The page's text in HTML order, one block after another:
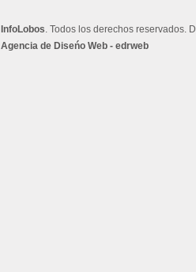
InfoLobos. Todos los derechos reservados.
Agencia de Diseńo Web - edrweb